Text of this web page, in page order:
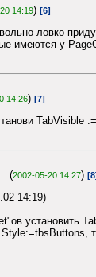
14:19) [6]
ловко
имеются у
14:26) [7]
TabVisible
(2002-05-20 14:27)
14:19)
установить